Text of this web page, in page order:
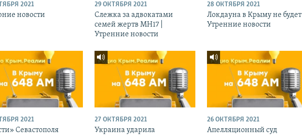
2021
новости
29 ОКТЯБРЯ 2021
Слежка за адвокатами
семей жертв МН17 |
Утренние новости
28 ОКТЯБРЯ 2021
Локдауна в Крыму не будет |
Утренние новости
2021
Севастополя
27 ОКТЯБРЯ 2021
Украина ударила
26 ОКТЯБРЯ 2021
Апелляционный суд